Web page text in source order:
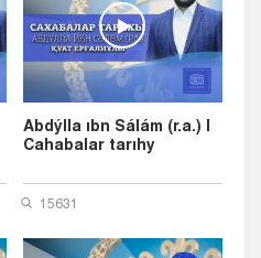
Abdýlla ıbn Sálám (r.a.) |
Cahabalar tarıhy
15631